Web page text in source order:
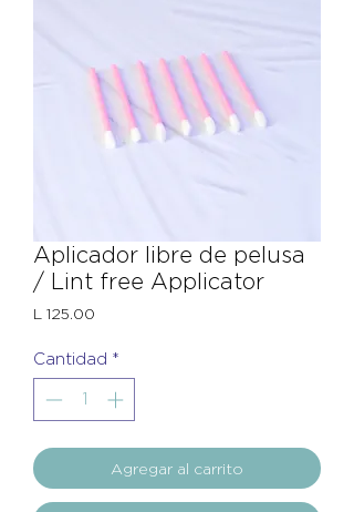
Aplicador libre de pelusa
/ Lint free Applicator
L 125.00
Cantidad *
Agregar al carrito